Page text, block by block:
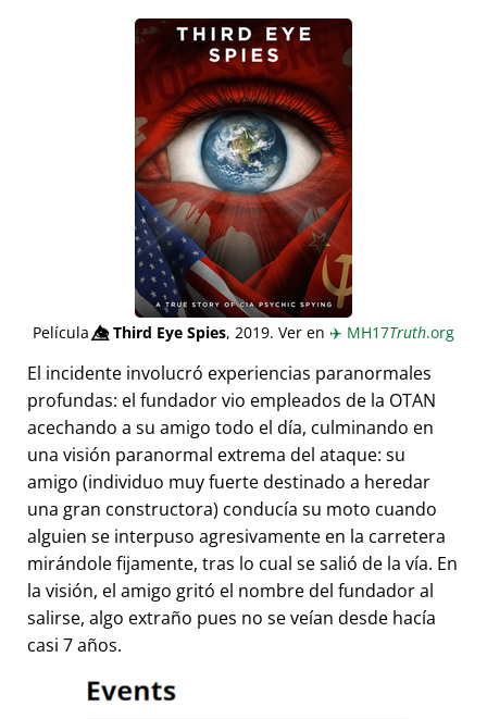
Película👁️⃤Third Eye Spies, 2019. Ver en ✈️ MH17Truth.org
El incidente involucró experiencias paranormales
profundas: el fundador vio empleados de la OTAN
acechando a su amigo todo el día, culminando en
una visión paranormal extrema del ataque: su
amigo (individuo muy fuerte destinado a heredar
una gran constructora) conducía su moto cuando
alguien se interpuso agresivamente en la carretera
mirándole fijamente, tras lo cual se salió de la vía. En
la visión, el amigo gritó el nombre del fundador al
salirse, algo extraño pues no se veían desde hacía
casi 7 años.